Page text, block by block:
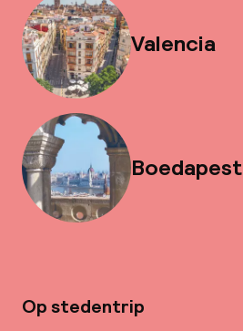
Valencia
Boedapest
Op stedentrip